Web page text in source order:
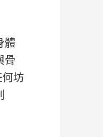
體
骨
坊